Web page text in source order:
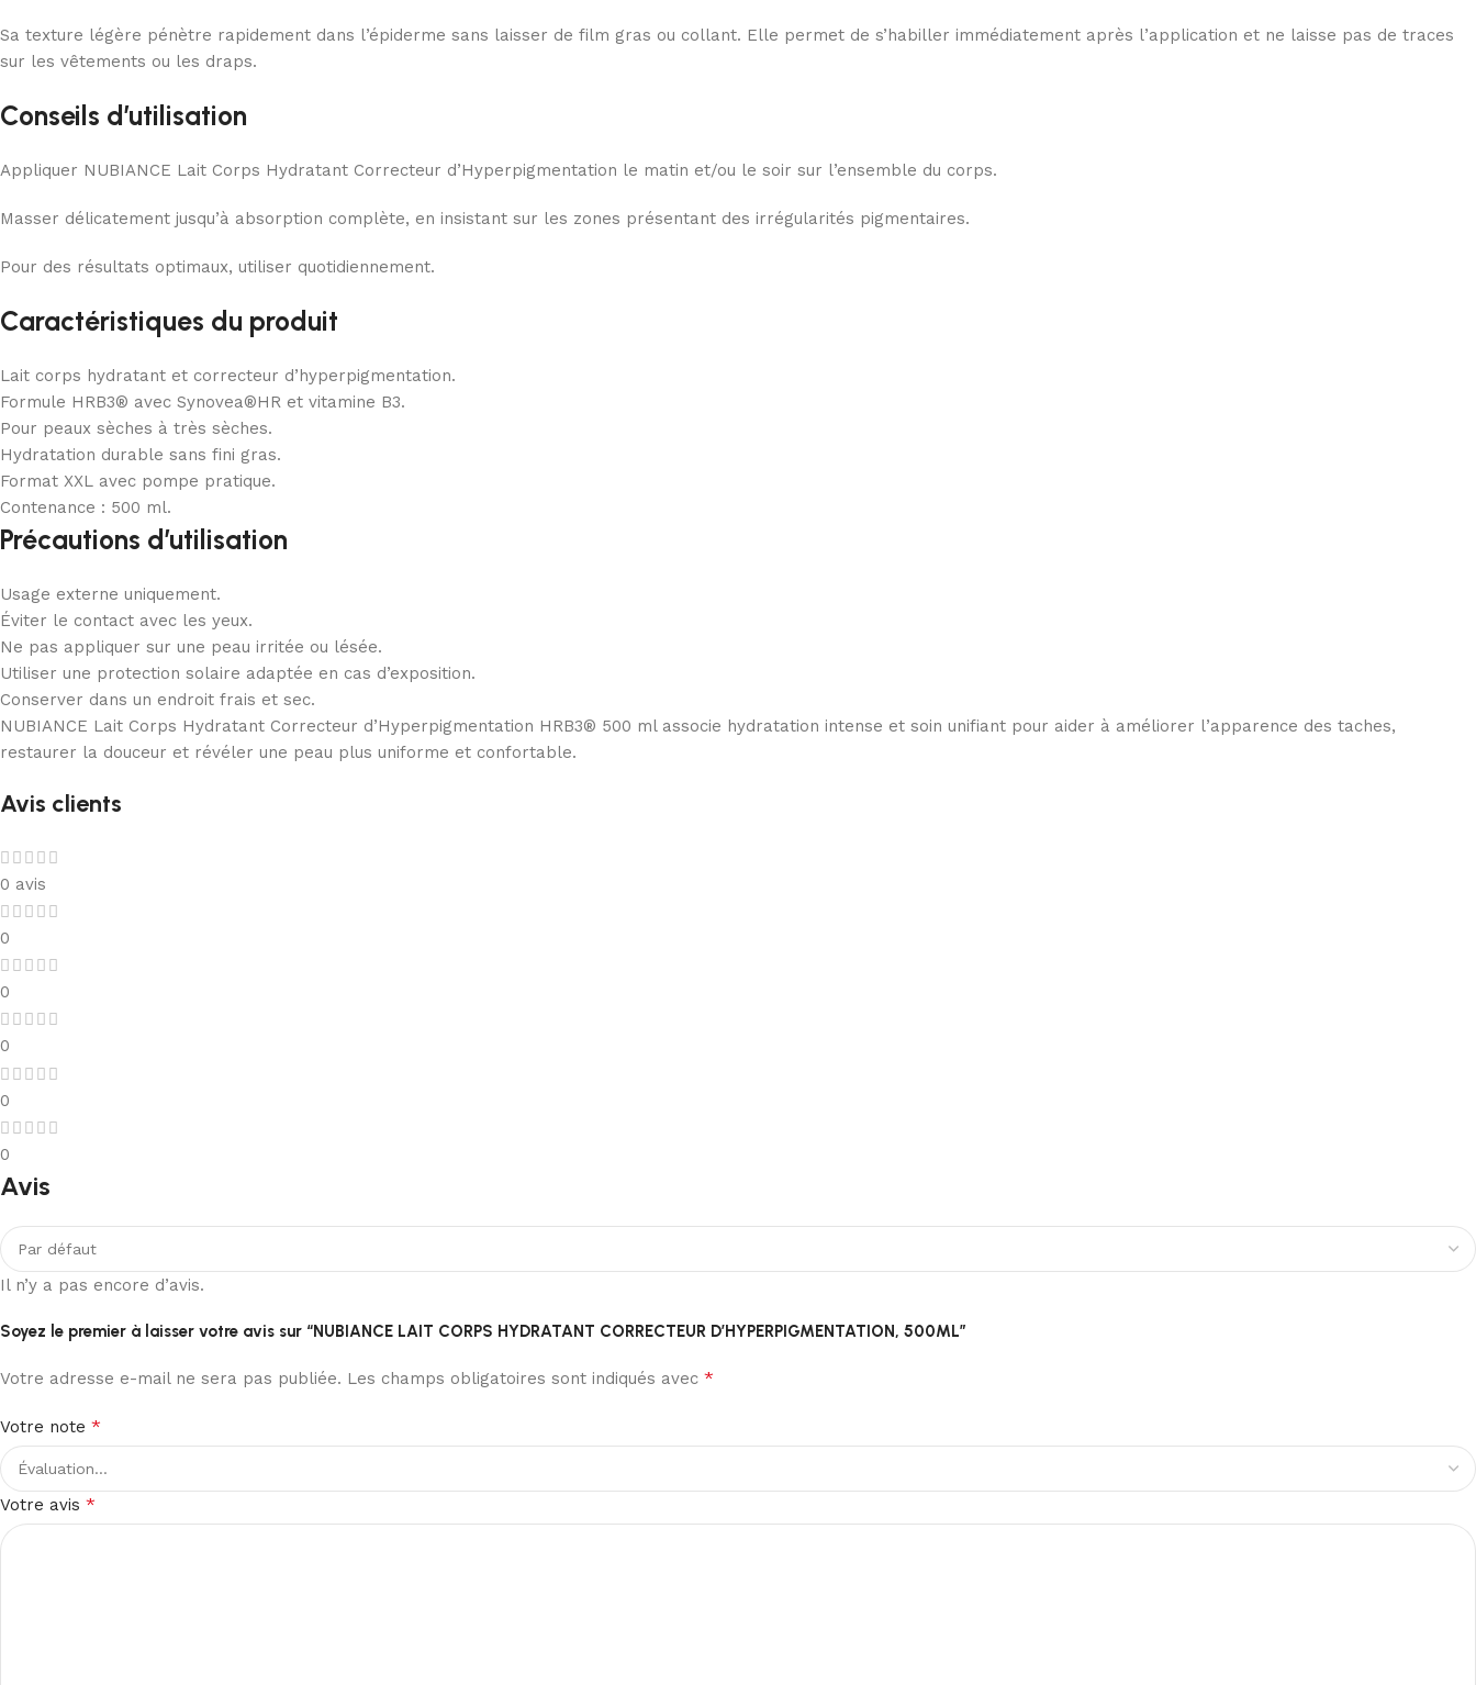
Sa texture légère pénètre rapidement dans l’épiderme sans laisser de film gras ou collant. Elle permet de s’habiller immédiatement après l’application et ne laisse pas de traces
sur les vêtements ou les draps.
Conseils d’utilisation
Appliquer NUBIANCE Lait Corps Hydratant Correcteur d’Hyperpigmentation le matin et/ou le soir sur l’ensemble du corps.
Masser délicatement jusqu’à absorption complète, en insistant sur les zones présentant des irrégularités pigmentaires.
Pour des résultats optimaux, utiliser quotidiennement.
Caractéristiques du produit
Lait corps hydratant et correcteur d’hyperpigmentation.
Formule HRB3® avec Synovea®HR et vitamine B3.
Pour peaux sèches à très sèches.
Hydratation durable sans fini gras.
Format XXL avec pompe pratique.
Contenance : 500 ml.
Précautions d’utilisation
Usage externe uniquement.
Éviter le contact avec les yeux.
Ne pas appliquer sur une peau irritée ou lésée.
Utiliser une protection solaire adaptée en cas d’exposition.
Conserver dans un endroit frais et sec.
NUBIANCE Lait Corps Hydratant Correcteur d’Hyperpigmentation HRB3® 500 ml associe hydratation intense et soin unifiant pour aider à améliorer l’apparence des taches,
restaurer la douceur et révéler une peau plus uniforme et confortable.
Avis clients
0 avis
0
0
0
0
0
Avis
Il n’y a pas encore d’avis.
Soyez le premier à laisser votre avis sur “NUBIANCE LAIT CORPS HYDRATANT CORRECTEUR D’HYPERPIGMENTATION, 500ML”
Votre adresse e-mail ne sera pas publiée. Les champs obligatoires sont indiqués avec *
Votre note *
Votre avis *